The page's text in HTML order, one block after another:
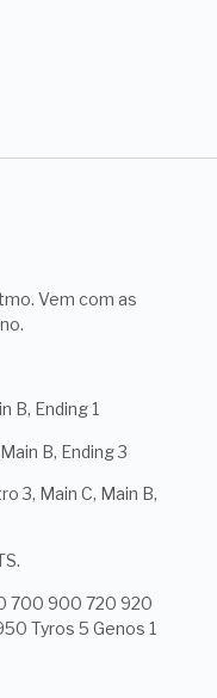
Vem com as
B, Ending 1
B, Ending 3
3, Main C, Main B,
700 900 720 920
Tyros 5 Genos 1